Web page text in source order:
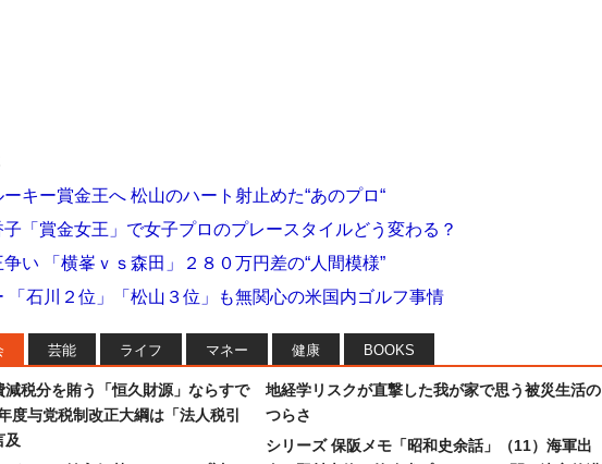
ーキー賞金王へ 松山のハート射止めた“あのプロ“
「賞金女王」で女子プロのプレースタイルどう変わる？
い 「横峯ｖｓ森田」２８０万円差の“人間模様”
「石川２位」「松山３位」も無関心の米国内ゴルフ事情
芸能 ライフ マネー 健康 BOOKS
減税分を賄う「恒久財源」ならすで
度与党税制改正大綱は「法人税引
及
地経学リスクが直撃した我が家で思う被災生活の
つらさ
シリーズ 保阪メモ「昭和史余話」（11）海軍出